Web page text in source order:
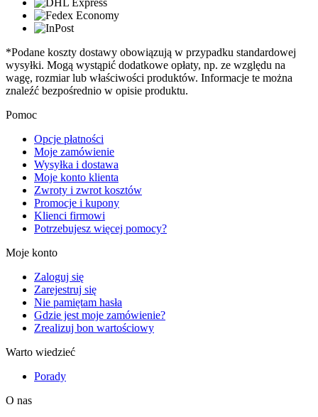
*Podane koszty dostawy obowiązują w przypadku standardowej
wysyłki. Mogą wystąpić dodatkowe opłaty, np. ze względu na
wagę, rozmiar lub właściwości produktów. Informacje te można
znaleźć bezpośrednio w opisie produktu.
Pomoc
Opcje płatności
Moje zamówienie
Wysyłka i dostawa
Moje konto klienta
Zwroty i zwrot kosztów
Promocje i kupony
Klienci firmowi
Potrzebujesz więcej pomocy?
Moje konto
Zaloguj się
Zarejestruj się
Nie pamiętam hasła
Gdzie jest moje zamówienie?
Zrealizuj bon wartościowy
Warto wiedzieć
Porady
O nas